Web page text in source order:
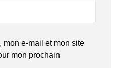
mon e-mail et mon site
mon prochain